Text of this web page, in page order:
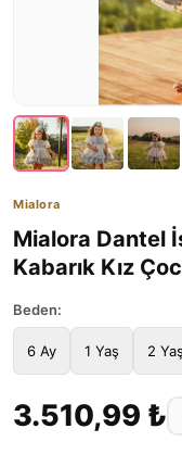
Mialora
Mialora Dantel
Kabarık Kız
Beden:
6 Ay 1 Yaş 2 Yaş
3.510,99 ₺